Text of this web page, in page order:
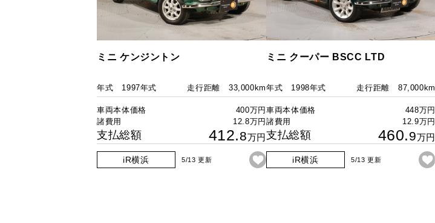
ミニ ケンジントン
年式 1997年式 走行距離 33,000km
車両本体価格
400万円
諸費用
12.8万円
支払総額 412.8万円
iR横浜 5/13 更新
ミニ クーパー BSCC LTD
年式 1998年式 走行距離 87,000km
車両本体価格
448万円
諸費用
12.9万円
支払総額 460.9万円
iR横浜 5/13 更新